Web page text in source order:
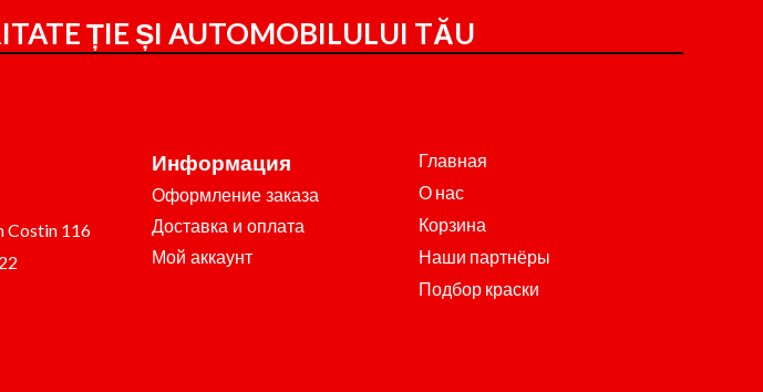
ȚIE ȘI AUTOMOBILULUI TĂU
Costin 116
Информация
Оформление заказа
Доставка и оплата
Мой аккаунт
Главная
О нас
Корзина
Наши партнёры
Подбор краски